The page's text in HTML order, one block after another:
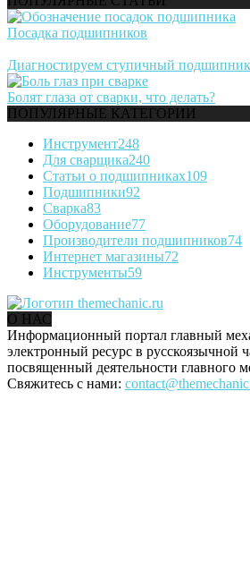
Посадка подшипников
Диагностируем ступичный
Болят глаза от сварки, что делать?
ПОПУЛЯРНЫЕ КАТЕГОРИИ
Инструмент248
Для сварщика240
Статьи о подшипниках109
Подшипники92
Сварка83
Оборудование77
Производители подшипников74
Интернет магазины72
Инструменты59
О НАС
Информационный портал главный
электронный ресурс в русскоязычной
посвященный деятельности главного
Свяжитесь с нами: